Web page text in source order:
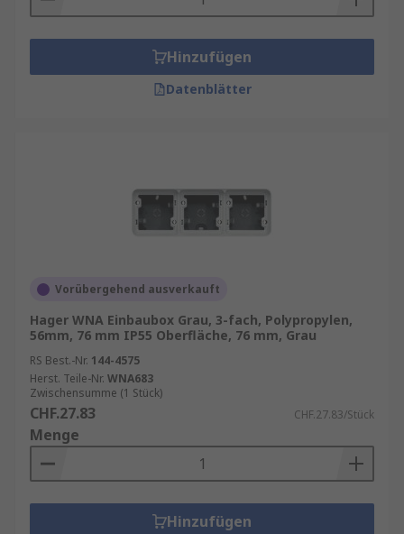
Hinzufügen
Datenblätter
Vorübergehend ausverkauft
Hager WNA Einbaubox Grau, 3-fach, Polypropylen,
56mm, 76 mm IP55 Oberfläche, 76 mm, Grau
RS Best.-Nr. 144-4575
Herst. Teile-Nr. WNA683
Zwischensumme (1 Stück)
CHF.27.83 CHF.27.83/Stück
Menge
Hinzufügen